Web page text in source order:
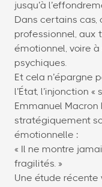
jusqu’à
Dans certains cas,
professionnel, aux
émotionnel, voire
psychiques.
Et cela n’épargne
l’État, l’injonction
Emmanuel
stratégiquement
émotionnelle :
« Il ne montre
fragilités. »
Une étude